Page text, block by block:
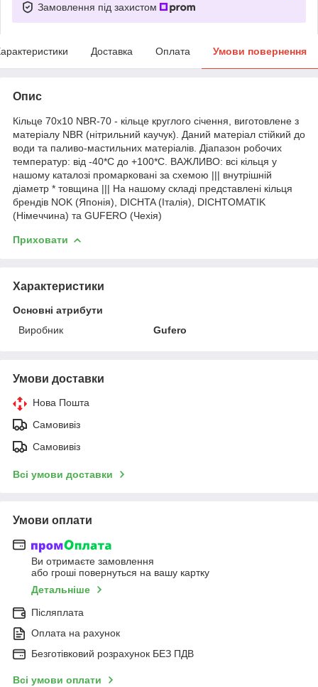
Замовлення під захистом
Доставка Оплата Умови повернення
Опис
Кільце 70х10 NBR-70 - кільце круглого січення, виготовлене з
матеріалу NBR (нітрильний каучук). Даний матеріал стійкий до
води та паливо-мастильних матеріалів. Діапазон робочих
температур: від -40*С до +100*С. ВАЖЛИВО: всі кільця у
нашому каталозі промарковані за схемою ||| внутрішній
діаметр * товщина ||| На нашому складі представлені кільця
брендів NOK (Японія), DICHTA (Італія), DICHTOMATIK
(Німеччина) та GUFERO (Чехія)
Приховати
Характеристики
Основні атрибути
Виробник
Gufero
Умови доставки
Нова Пошта
Самовивіз
Самовивіз
Всі умови доставки
Умови оплати
Ви отримаєте замовлення
або гроші повернуться на вашу картку
Детальніше
Післяплата
Оплата на рахунок
Безготівковий розрахунок БЕЗ ПДВ
Всі умови оплати